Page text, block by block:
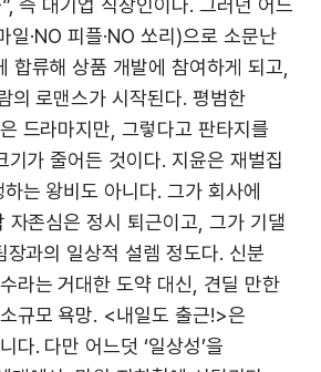
즉 대기업 직장인이다. 그러던 어느
일·NO 피플·NO 쏘리)으로 소문난
합류해 상품 개발에 참여하게 되고,
의 로맨스가 시작된다. 평범한
드라마지만, 그렇다고 판타지를
기가 줄어든 것이다. 지윤은 재벌집
는 왕비도 아니다. 그가 회사에
자존심은 정시 퇴근이고, 그가 기댈
장과의 일상적 설렘 정도다. 신분
라는 거대한 도약 대신, 견딜 만한
규모 욕망. <내일도 출근!>은
다. 다만 어느덧 ‘일상성’을